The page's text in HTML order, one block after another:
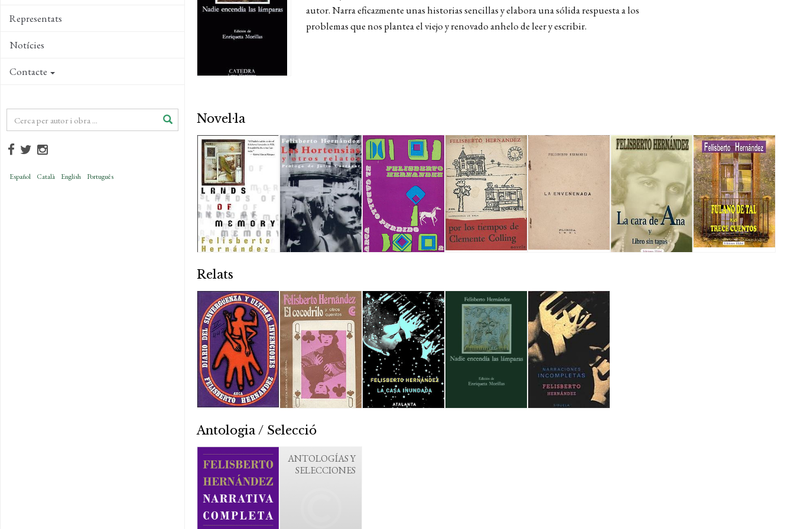
Representats
Notícies
Contacte
Español Català English Português
autor. Narra eficazmente unas historias sencillas y elabora una sólida respuesta a los
problemas que nos plantea el viejo y renovado anhelo de leer y escribir.
Novel·la
Relats
Antologia / Selecció
ANTOLOGÍAS Y
SELECCIONES